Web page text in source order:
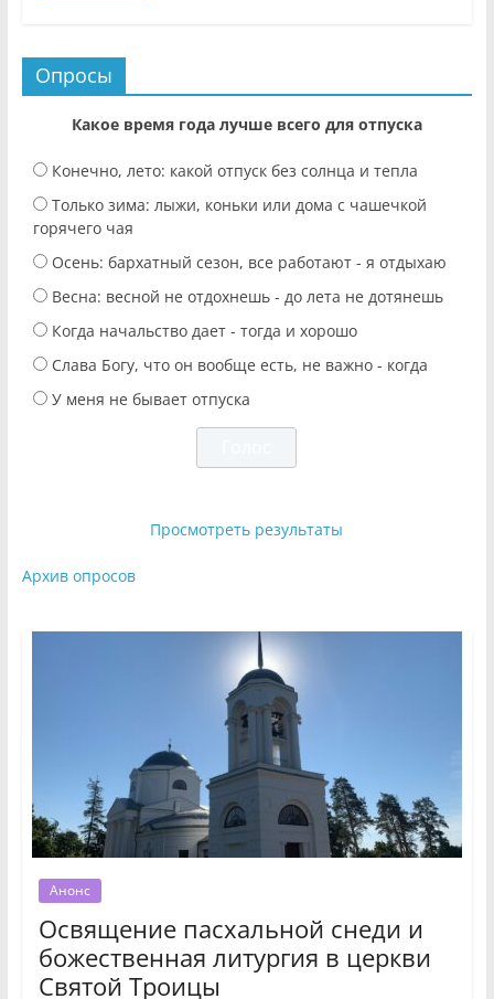
Опросы
Какое время года лучше всего для отпуска
Конечно, лето: какой отпуск без солнца и тепла
Только зима: лыжи, коньки или дома с чашечкой
горячего чая
Осень: бархатный сезон, все работают - я отдыхаю
Весна: весной не отдохнешь - до лета не дотянешь
Когда начальство дает - тогда и хорошо
Слава Богу, что он вообще есть, не важно - когда
У меня не бывает отпуска
Просмотреть результаты
Архив опросов
Анонс
Освящение пасхальной снеди и
божественная литургия в церкви
Святой Троицы